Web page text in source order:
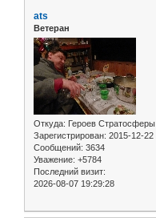
ats
Ветеран
Откуда: Героев Стратосферы
Зарегистрирован: 2015-12-22
Сообщений: 3634
Уважение: +5784
Последний визит:
2026-08-07 19:29:28